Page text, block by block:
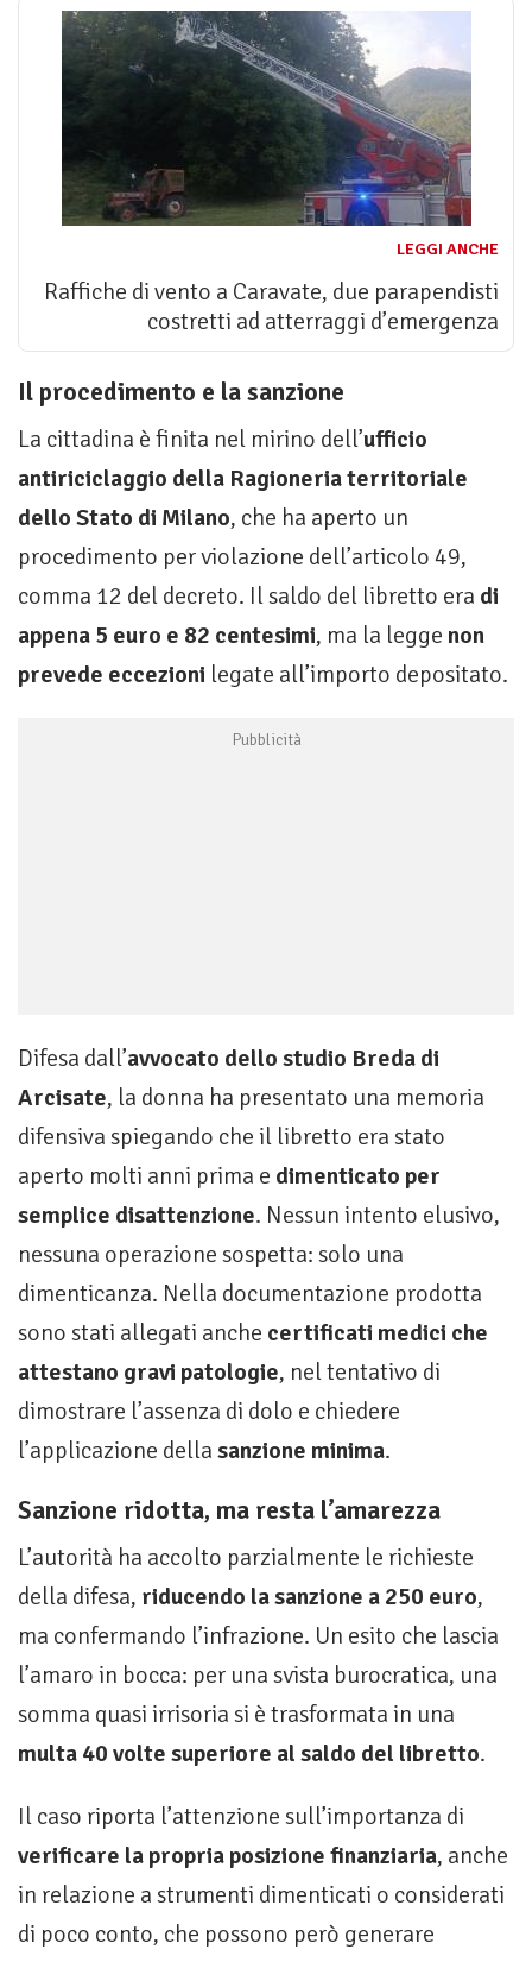
LEGGI ANCHE
Raffiche di vento a Caravate, due parapendisti
costretti ad atterraggi d’emergenza
Il procedimento e la sanzione
La cittadina è finita nel mirino dell’ufficio
antiriciclaggio della Ragioneria territoriale
dello Stato di Milano, che ha aperto un
procedimento per violazione dell’articolo 49,
comma 12 del decreto. Il saldo del libretto era di
appena 5 euro e 82 centesimi, ma la legge non
prevede eccezioni legate all’importo depositato.
Difesa dall’avvocato dello studio Breda di
Arcisate, la donna ha presentato una memoria
difensiva spiegando che il libretto era stato
aperto molti anni prima e dimenticato per
semplice disattenzione. Nessun intento elusivo,
nessuna operazione sospetta: solo una
dimenticanza. Nella documentazione prodotta
sono stati allegati anche certificati medici che
attestano gravi patologie, nel tentativo di
dimostrare l’assenza di dolo e chiedere
l’applicazione della sanzione minima.
Sanzione ridotta, ma resta l’amarezza
L’autorità ha accolto parzialmente le richieste
della difesa, riducendo la sanzione a 250 euro,
ma confermando l’infrazione. Un esito che lascia
l’amaro in bocca: per una svista burocratica, una
somma quasi irrisoria si è trasformata in una
multa 40 volte superiore al saldo del libretto.
Il caso riporta l’attenzione sull’importanza di
verificare la propria posizione finanziaria, anche
in relazione a strumenti dimenticati o considerati
di poco conto, che possono però generare